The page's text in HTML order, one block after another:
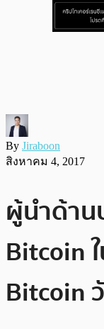
By Jiraboon
สิงหาคม 4, 2017
ผู้นำด้าน
Bitcoin
Bitcoin